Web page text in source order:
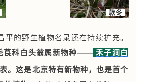
软枣猕猴桃